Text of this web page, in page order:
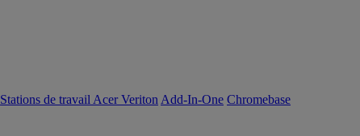
Stations de travail Acer Veriton Add-In-One Chromebase